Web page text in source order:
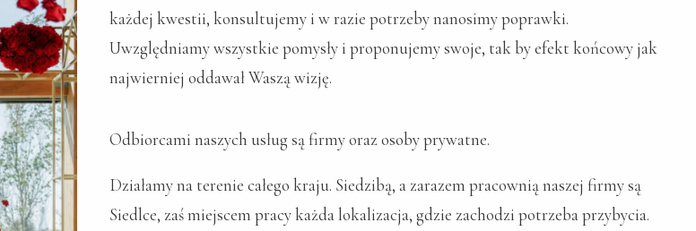
każdej kwestii, konsultujemy i w razie potrzeby nanosimy poprawki.
Uwzględniamy wszystkie pomysły i proponujemy swoje, tak by efekt końcowy jak
najwierniej oddawał Waszą wizję.
Odbiorcami naszych usług są firmy oraz osoby prywatne.
Działamy na terenie całego kraju. Siedzibą, a zarazem pracownią naszej firmy są
Siedlce, zaś miejscem pracy każda lokalizacja, gdzie zachodzi potrzeba przybycia.